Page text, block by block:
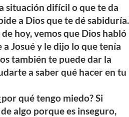
situación difícil o que te da
a Dios que te dé sabiduría.
hoy, vemos que Dios habló
Josué y le dijo lo que tenía
también te puede dar la
a saber qué hacer en tu
qué tengo miedo? Si
algo porque es inseguro,